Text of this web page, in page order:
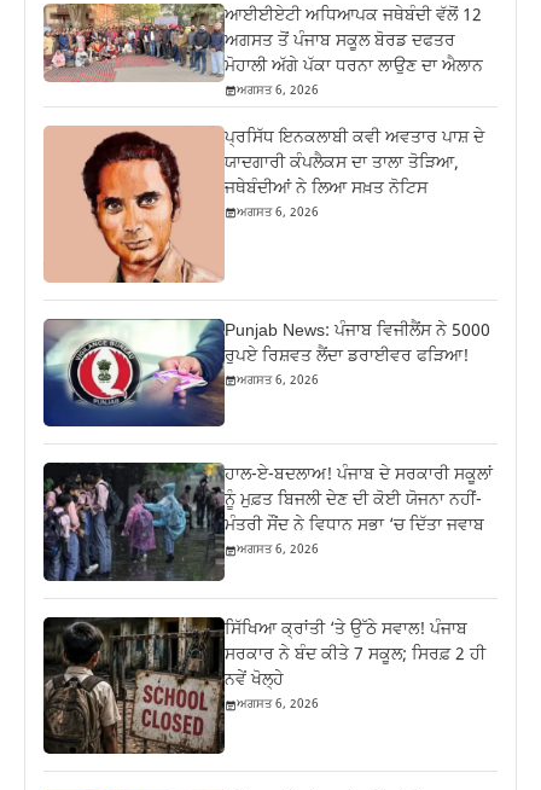
ਆਈਈਏਟੀ ਅਧਿਆਪਕ ਜਥੇਬੰਦੀ ਵੱਲੋਂ 12
ਅਗਸਤ ਤੋਂ ਪੰਜਾਬ ਸਕੂਲ ਬੋਰਡ ਦਫਤਰ
ਮੋਹਾਲੀ ਅੱਗੇ ਪੱਕਾ ਧਰਨਾ ਲਾਉਣ ਦਾ ਐਲਾਨ
ਅਗਸਤ 6, 2026
ਪ੍ਰਸਿੱਧ ਇਨਕਲਾਬੀ ਕਵੀ ਅਵਤਾਰ ਪਾਸ਼ ਦੇ
ਯਾਦਗਾਰੀ ਕੰਪਲੈਕਸ ਦਾ ਤਾਲਾ ਤੋੜਿਆ,
ਜਥੇਬੰਦੀਆਂ ਨੇ ਲਿਆ ਸਖ਼ਤ ਨੋਟਿਸ
ਅਗਸਤ 6, 2026
Punjab News: ਪੰਜਾਬ ਵਿਜੀਲੈਂਸ ਨੇ 5000
ਰੁਪਏ ਰਿਸ਼ਵਤ ਲੈਂਦਾ ਡਰਾਈਵਰ ਫੜਿਆ!
ਅਗਸਤ 6, 2026
ਹਾਲ-ਏ-ਬਦਲਾਅ! ਪੰਜਾਬ ਦੇ ਸਰਕਾਰੀ ਸਕੂਲਾਂ
ਨੂੰ ਮੁਫ਼ਤ ਬਿਜਲੀ ਦੇਣ ਦੀ ਕੋਈ ਯੋਜਨਾ ਨਹੀਂ-
ਮੰਤਰੀ ਸੌਂਦ ਨੇ ਵਿਧਾਨ ਸਭਾ ‘ਚ ਦਿੱਤਾ ਜਵਾਬ
ਅਗਸਤ 6, 2026
ਸਿੱਖਿਆ ਕ੍ਰਾਂਤੀ ‘ਤੇ ਉੱਠੇ ਸਵਾਲ! ਪੰਜਾਬ
ਸਰਕਾਰ ਨੇ ਬੰਦ ਕੀਤੇ 7 ਸਕੂਲ; ਸਿਰਫ਼ 2 ਹੀ
ਨਵੇਂ ਖੋਲ੍ਹੇ
ਅਗਸਤ 6, 2026